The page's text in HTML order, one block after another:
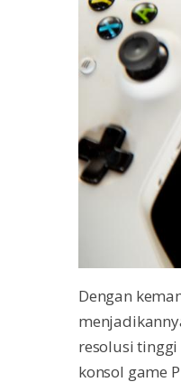
Dengan
resolusi
konsol game